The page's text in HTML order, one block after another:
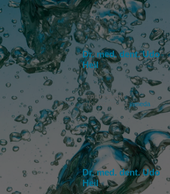
Dr. med. dent. Udo
Heil
Implantologie
in Karlsruhe aufjameda
Dr. med. dent. Udo
Heil